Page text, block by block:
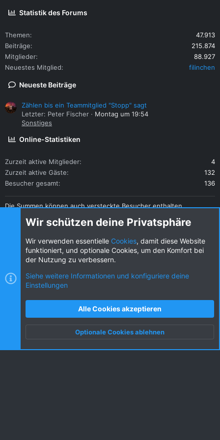
Statistik des Forums
Themen
47.913
Beiträge
215.874
Mitglieder
88.927
Neuestes Mitglied
filinchen
Neueste Beiträge
Zählen bis ein Teammitglied "Stopp" sagt
Letzter: Peter Fischer
Montag um 19:54
Sonstiges
Online-Statistiken
Zurzeit aktive Mitglieder
4
Zurzeit aktive Gäste
132
Besucher gesamt
136
Die Summen können auch versteckte Besucher enthalten.
Diese Seite teilen
Nutzungsbedingungen
Datenschutz
S
Oben Unten
Wir schützen deine Privatsphäre
Wir verwenden essentielle Cookies, damit diese Website
funktioniert, und optionale Cookies, um den Komfort bei
der Nutzung zu verbessern.
Siehe weitere Informationen und konfiguriere deine
Einstellungen
Alle Cookies akzeptieren
Optionale Cookies ablehnen